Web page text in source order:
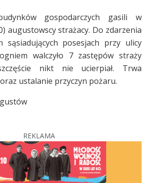
gospodarczych gasili w
augustowscy strażacy. Do zdarzenia
sąsiadujących posesjach przy ulicy
walczyło 7 zastępów straży
nikt nie ucierpiał. Trwa
ustalanie przyczyn pożaru.
REKLAMA